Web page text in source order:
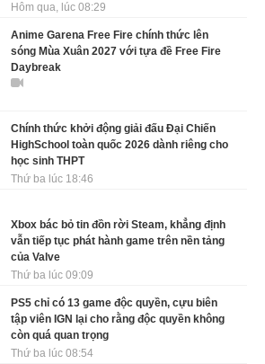
Hôm qua, lúc 08:29
Anime Garena Free Fire chính thức lên
sóng Mùa Xuân 2027 với tựa đề Free Fire
Daybreak
Chính thức khởi động giải đấu Đại Chiến
HighSchool toàn quốc 2026 dành riêng cho
học sinh THPT
Thứ ba lúc 18:46
Xbox bác bỏ tin đồn rời Steam, khẳng định
vẫn tiếp tục phát hành game trên nền tảng
của Valve
Thứ ba lúc 09:09
PS5 chỉ có 13 game độc quyền, cựu biên
tập viên IGN lại cho rằng độc quyền không
còn quá quan trọng
Thứ ba lúc 08:54